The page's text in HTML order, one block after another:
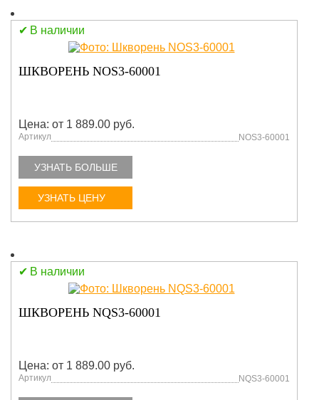
В наличии
ШКВОРЕНЬ NOS3-60001
Цена: от 1 889.00 руб.
Артикул NOS3-60001
УЗНАТЬ БОЛЬШЕ
УЗНАТЬ ЦЕНУ
В наличии
ШКВОРЕНЬ NQS3-60001
Цена: от 1 889.00 руб.
Артикул NQS3-60001